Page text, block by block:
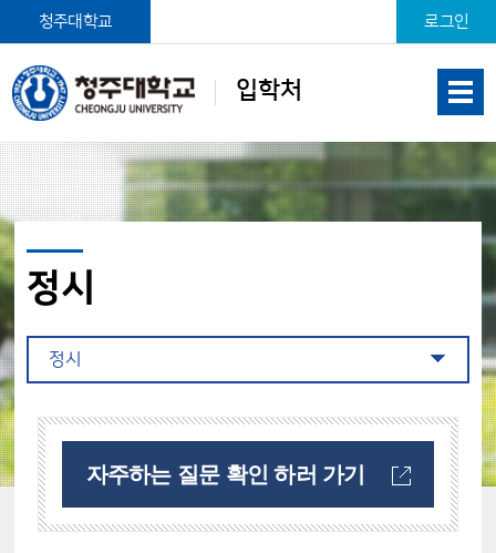
입학처
청주대학교 로그인
정시
정시
자주하는 질문 확인 하러 가기